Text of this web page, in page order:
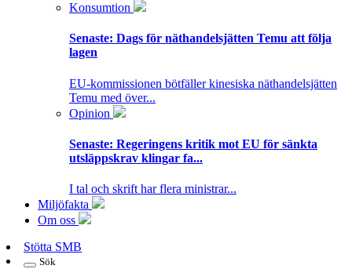
Konsumtion
Senaste: Dags för näthandelsjätten Temu att följa
lagen
EU-kommissionen bötfäller kinesiska näthandelsjätten
Temu med över...
Opinion
Senaste: Regeringens kritik mot EU för sänkta
utsläppskrav klingar fa...
I tal och skrift har flera ministrar...
Miljöfakta
Om oss
Stötta SMB
Sök